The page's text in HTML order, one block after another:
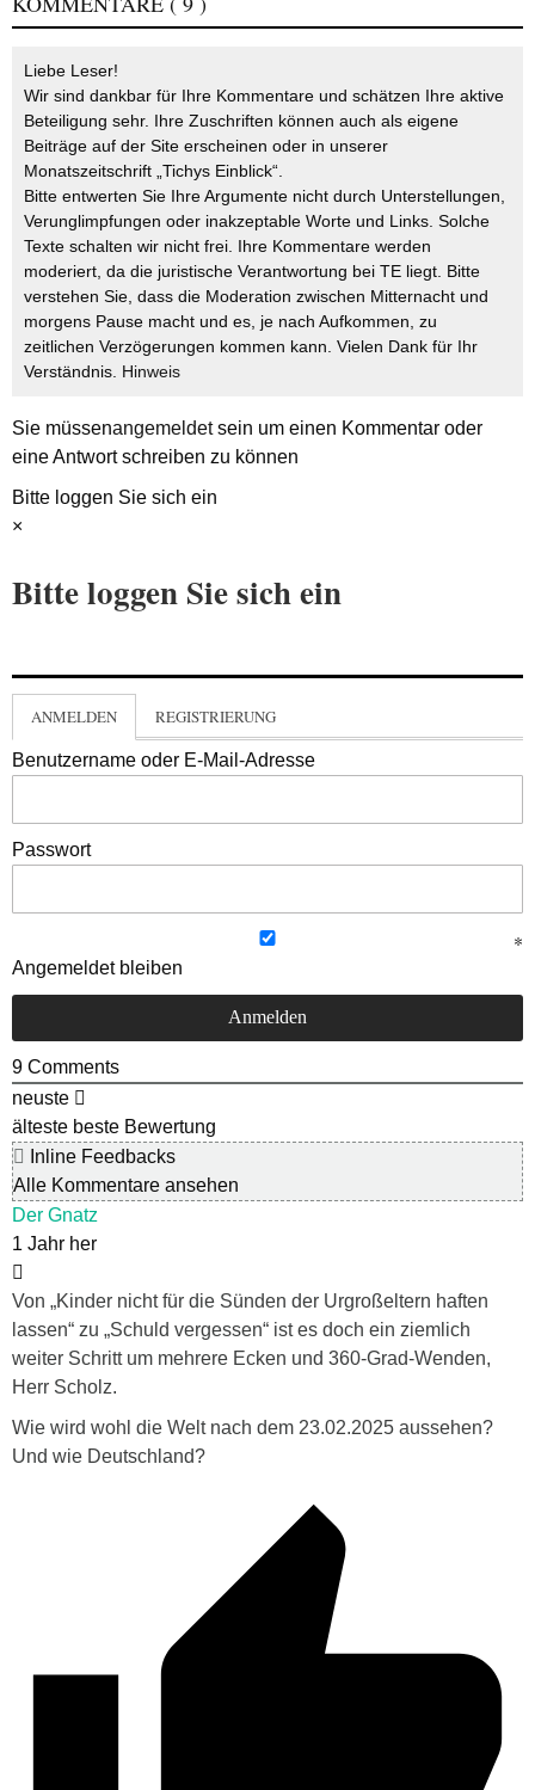
Liebe Leser!
Wir sind dankbar für Ihre Kommentare und schätzen Ihre aktive
Beteiligung sehr. Ihre Zuschriften können auch als eigene
Beiträge auf der Site erscheinen oder in unserer
Monatszeitschrift „Tichys Einblick“.
Bitte entwerten Sie Ihre Argumente nicht durch Unterstellungen,
Verunglimpfungen oder inakzeptable Worte und Links. Solche
Texte schalten wir nicht frei. Ihre Kommentare werden
moderiert, da die juristische Verantwortung bei TE liegt. Bitte
verstehen Sie, dass die Moderation zwischen Mitternacht und
morgens Pause macht und es, je nach Aufkommen, zu
zeitlichen Verzögerungen kommen kann. Vielen Dank für Ihr
Verständnis. Hinweis
Sie müssenangemeldetsein um einen Kommentar oder
eine Antwort schreiben zu können
Bitte loggen Sie sich ein
×
Bitte loggen Sie sich ein
ANMELDEN REGISTRIERUNG
Benutzername oder E-Mail-Adresse
Passwort
Angemeldet bleiben
9 Comments
neuste
älteste beste Bewertung
Inline Feedbacks
Alle Kommentare ansehen
Der Gnatz
1 Jahr her
Von „Kinder nicht für die Sünden der Urgroßeltern haften
lassen“ zu „Schuld vergessen“ ist es doch ein ziemlich
weiter Schritt um mehrere Ecken und 360-Grad-Wenden,
Herr Scholz.
Wie wird wohl die Welt nach dem 23.02.2025 aussehen?
Und wie Deutschland?